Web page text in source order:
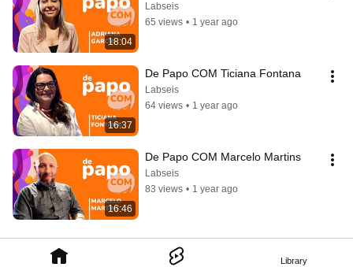
Library
18:04
Labseis
65 views • 1 year ago
16:37
De Papo COM Ticiana Fontana
Labseis
64 views • 1 year ago
16:46
De Papo COM Marcelo Martins
Labseis
83 views • 1 year ago